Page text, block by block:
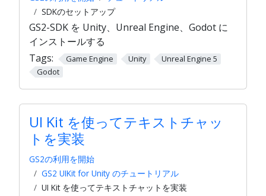
SDKのセットアップ
GS2-SDK を Unity、Unreal Engine、Godot に
インストールする
Tags:
Game Engine Unity
Unreal Engine 5
Godot
UI Kit を使ってテキストチャッ
トを実装
GS2の利用を開始
GS2 UIKit for Unity のチュートリアル
UI Kit を使ってテキストチャットを実装